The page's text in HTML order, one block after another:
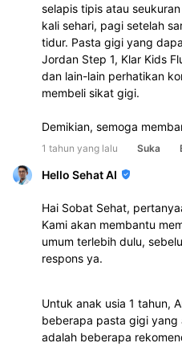
selapis tipis atau
kali sehari, pagi setelah
tidur. Pasta gigi yang
Jordan Step 1, Klar Kids
dan lain-lain perhatikan
membeli sikat gigi.
Demikian, semoga
1 tahun yang lalu Suka
Hello Sehat AI
Hai Sobat Sehat,
Kami akan membantu
umum terlebih dulu,
respons ya.
Untuk anak usia 1 tahun,
beberapa pasta gigi yang
adalah beberapa